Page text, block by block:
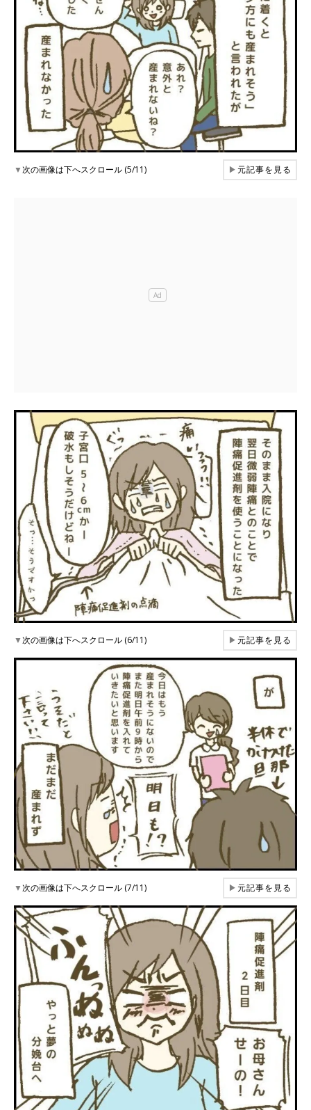
▼次の画像は下へスクロール (5/11) ▶元記事を見る
▼次の画像は下へスクロール (6/11) ▶元記事を見る
▼次の画像は下へスクロール (7/11) ▶元記事を見る